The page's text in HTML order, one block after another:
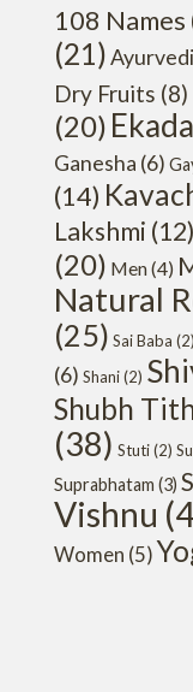
108 Names
(21)
Dry Fruits (8)
(20)
Ganesha (6)
(14)
Lakshmi (12)
(20) Men(4)
Natural
(25) Sai Baba (2)
(6) Shani(2)
Shubh
(38) Stuti(2)
Suprabhatam (3)
Vishnu
Women (5)